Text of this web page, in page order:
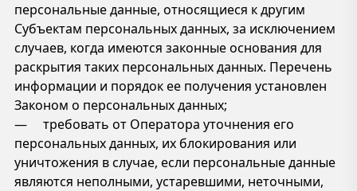
персональные данные, относящиеся к другим
Субъектам персональных данных, за исключением
случаев, когда имеются законные основания для
раскрытия таких персональных данных. Перечень
информации и порядок ее получения установлен
Законом о персональных данных;
— требовать от Оператора уточнения его
персональных данных, их блокирования или
уничтожения в случае, если персональные данные
являются неполными, устаревшими, неточными,